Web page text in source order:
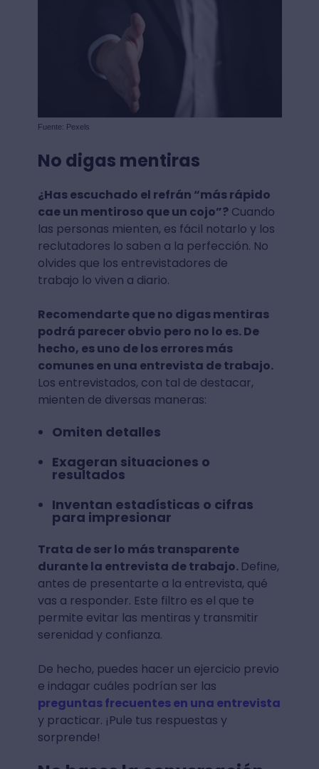
Fuente: Pexels
No digas mentiras
¿Has escuchado el refrán “más rápido
cae un mentiroso que un cojo”?Cuando
las personas mienten, es fácil notarlo y los
reclutadores lo saben a la perfección. No
olvides que los entrevistadores de
trabajo lo viven a diario.
Recomendarte que no digas mentiras
podrá parecer obvio pero no lo es. De
hecho, es uno de los errores más
comunes en una entrevista de trabajo.
Los entrevistados, con tal de destacar,
mienten de diversas maneras:
Omiten detalles
Exageran situaciones o
resultados
Inventan estadísticas o cifras
para impresionar
Trata de ser lo más transparente
durante la entrevista de trabajo. Define,
antes de presentarte a la entrevista, qué
vas a responder. Este filtro es el que te
permite evitar las mentiras y transmitir
serenidad y confianza.
De hecho, puedes hacer un ejercicio previo
e indagar cuáles podrían ser las
preguntas frecuentes en una entrevista
y practicar. ¡Pule tus respuestas y
sorprende!